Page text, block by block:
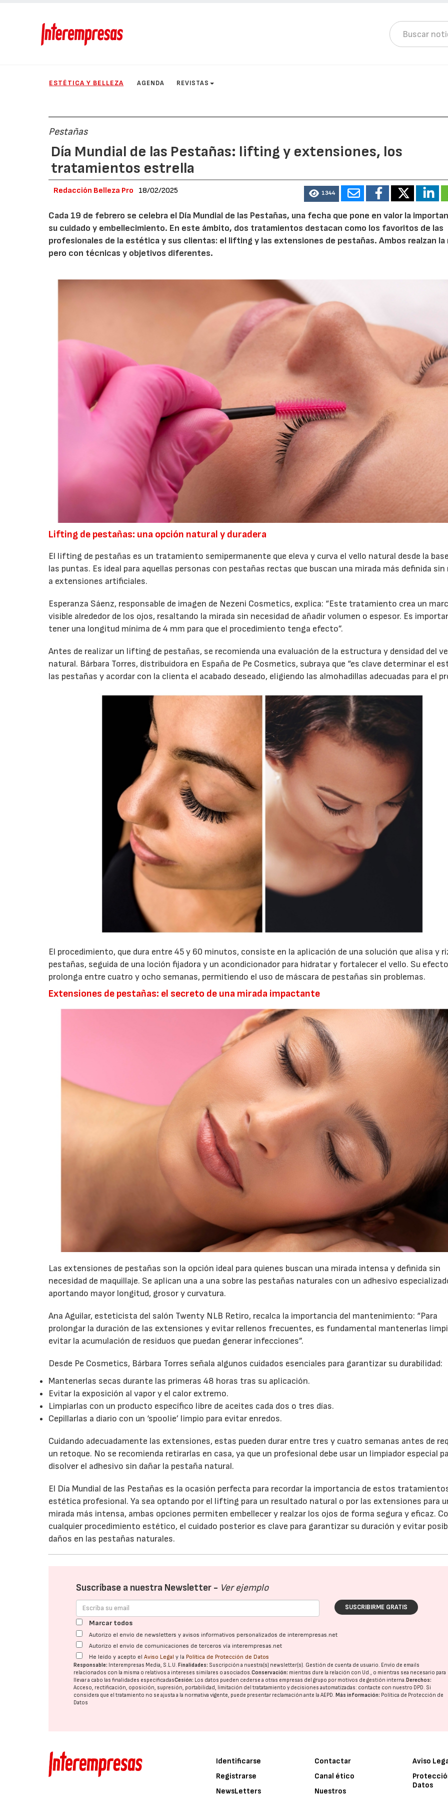
ESTÉTICA Y BELLEZA AGENDA REVISTAS
Pestañas
Día Mundial de las Pestañas: lifting y extensiones, los
tratamientos estrella
Redacción Belleza Pro 18/02/2025 1344
Cada 19 de febrero se celebra el Día Mundial de las Pestañas, una fecha que pone en valor la
su cuidado y embellecimiento. En este ámbito, dos tratamientos destacan como los favoritos de las
profesionales de la estética y sus clientas: el lifting y las extensiones de pestañas. Ambos realzan la
pero con técnicas y objetivos diferentes.
Lifting de pestañas: una opción natural y duradera
El lifting de pestañas es un tratamiento semipermanente que eleva y curva el vello natural desde la
las puntas. Es ideal para aquellas personas con pestañas rectas que buscan una mirada más definida sin
a extensiones artificiales.
Esperanza Sáenz, responsable de imagen de Nezeni Cosmetics, explica: “Este tratamiento crea un
visible alrededor de los ojos, resaltando la mirada sin necesidad de añadir volumen o espesor. Es
tener una longitud mínima de 4 mm para que el procedimiento tenga efecto”.
Antes de realizar un lifting de pestañas, se recomienda una evaluación de la estructura y densidad del
natural. Bárbara Torres, distribuidora en España de Pe Cosmetics, subraya que “es clave determinar el
las pestañas y acordar con la clienta el acabado deseado, eligiendo las almohadillas adecuadas para el
El procedimiento, que dura entre 45 y 60 minutos, consiste en la aplicación de una solución que alisa y
pestañas, seguida de una loción fijadora y un acondicionador para hidratar y fortalecer el vello. Su
prolonga entre cuatro y ocho semanas, permitiendo el uso de máscara de pestañas sin problemas.
Extensiones de pestañas: el secreto de una mirada impactante
Las extensiones de pestañas son la opción ideal para quienes buscan una mirada intensa y definida sin
necesidad de maquillaje. Se aplican una a una sobre las pestañas naturales con un adhesivo
aportando mayor longitud, grosor y curvatura.
Ana Aguilar, esteticista del salón Twenty NLB Retiro, recalca la importancia del mantenimiento: “Para
prolongar la duración de las extensiones y evitar rellenos frecuentes, es fundamental mantenerlas
evitar la acumulación de residuos que puedan generar infecciones”.
Desde Pe Cosmetics, Bárbara Torres señala algunos cuidados esenciales para garantizar su durabilidad:
Mantenerlas secas durante las primeras 48 horas tras su aplicación.
Evitar la exposición al vapor y el calor extremo.
Limpiarlas con un producto específico libre de aceites cada dos o tres días.
Cepillarlas a diario con un ‘spoolie’ limpio para evitar enredos.
Cuidando adecuadamente las extensiones, estas pueden durar entre tres y cuatro semanas antes de
un retoque. No se recomienda retirarlas en casa, ya que un profesional debe usar un limpiador especial
disolver el adhesivo sin dañar la pestaña natural.
El Día Mundial de las Pestañas es la ocasión perfecta para recordar la importancia de estos
estética profesional. Ya sea optando por el lifting para un resultado natural o por las extensiones para
mirada más intensa, ambas opciones permiten embellecer y realzar los ojos de forma segura y eficaz.
cualquier procedimiento estético, el cuidado posterior es clave para garantizar su duración y evitar
daños en las pestañas naturales.
Suscríbase a nuestra Newsletter - Ver ejemplo
SUSCRIBIRME GRATIS
Marcar todos
Autorizo el envío de newsletters y avisos informativos personalizados de interempresas.net
Autorizo el envío de comunicaciones de terceros vía interempresas.net
He leído y acepto elAviso Legal y la Política de Protección de Datos
Responsable: Interempresas Media, S.L.U.Finalidades: Suscripción a nuestra(s) newsletter(s). Gestión de cuenta de usuario. Envío de emails
relacionados con la misma o relativos a intereses similares o asociados.Conservación: mientras dure la relación con Ud., o mientras sea necesario para
llevar a cabo las finalidades especificadasCesión: Los datos pueden cederse a otras empresas del grupo por motivos de gestión interna.Derechos:
Acceso, rectificación, oposición, supresión, portabilidad, limitación del tratatamiento y decisiones automatizadas: contacte con nuestro DPD. Si
considera que el tratamiento no se ajusta a la normativa vigente, puede presentar reclamación ante laAEPD.Más información: Política de Protección de
Datos
Identificarse
Registrarse
NewsLetters
Contactar
Canal ético
Nuestros
Aviso
Datos